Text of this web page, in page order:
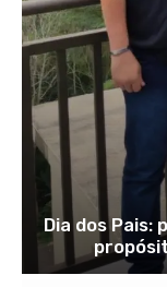
Dia dos Pais: